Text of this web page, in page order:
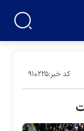
کد خبر:۹۱۰۲۲۵